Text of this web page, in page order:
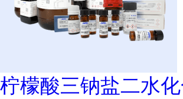
柠檬酸三钠盐二水